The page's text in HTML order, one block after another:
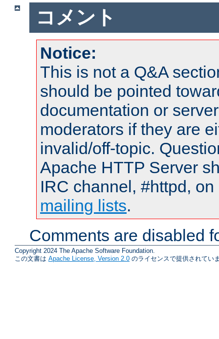
コメント
Notice:
This is not a Q&A
should be pointed
documentation or
moderators if they are
invalid/off-topic.
Apache HTTP Server
IRC channel, #httpd,
mailing lists.
Comments are disabled
Copyright 2024 The Apache Software Foundation.
この文書は Apache License, Version 2.0 のライセンスで提供されてい